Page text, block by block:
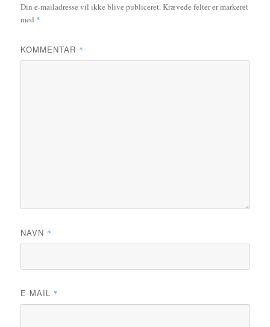
Din e-mailadresse vil ikke blive publiceret. Krævede felter er markeret
med *
KOMMENTAR *
NAVN *
E-MAIL *